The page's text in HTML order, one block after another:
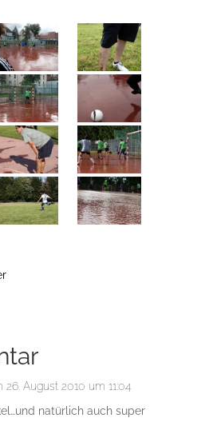
26. August 2010 um 11:04
natürlich auch super